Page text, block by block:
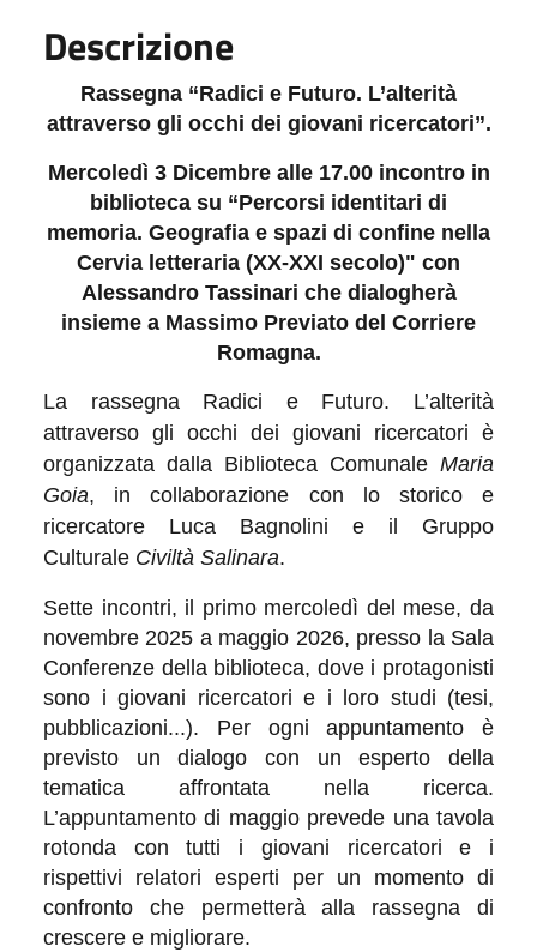
Descrizione
Rassegna “Radici e Futuro. L’alterità
attraverso gli occhi dei giovani ricercatori”.
Mercoledì 3 Dicembre alle 17.00 incontro in
biblioteca su “Percorsi identitari di
memoria. Geografia e spazi di confine nella
Cervia letteraria (XX-XXI secolo)" con
Alessandro Tassinari che dialogherà
insieme a Massimo Previato del Corriere
Romagna.
La rassegna Radici e Futuro. L’alterità
attraverso gli occhi dei giovani ricercatori è
organizzata dalla Biblioteca Comunale Maria
Goia, in collaborazione con lo storico e
ricercatore Luca Bagnolini e il Gruppo
Culturale Civiltà Salinara.
Sette incontri, il primo mercoledì del mese, da
novembre 2025 a maggio 2026, presso la Sala
Conferenze della biblioteca, dove i protagonisti
sono i giovani ricercatori e i loro studi (tesi,
pubblicazioni...). Per ogni appuntamento è
previsto un dialogo con un esperto della
tematica affrontata nella ricerca.
L’appuntamento di maggio prevede una tavola
rotonda con tutti i giovani ricercatori e i
rispettivi relatori esperti per un momento di
confronto che permetterà alla rassegna di
crescere e migliorare.